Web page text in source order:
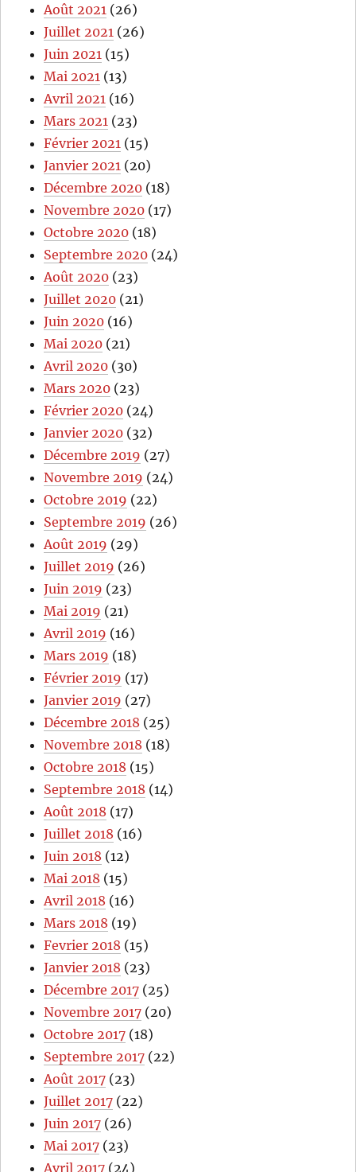
Août 2021 (26)
Juillet 2021 (26)
Juin 2021 (15)
Mai 2021 (13)
Avril 2021 (16)
Mars 2021 (23)
Février 2021 (15)
Janvier 2021 (20)
Décembre 2020 (18)
Novembre 2020 (17)
Octobre 2020 (18)
Septembre 2020 (24)
Août 2020 (23)
Juillet 2020 (21)
Juin 2020 (16)
Mai 2020 (21)
Avril 2020 (30)
Mars 2020 (23)
Février 2020 (24)
Janvier 2020 (32)
Décembre 2019 (27)
Novembre 2019 (24)
Octobre 2019 (22)
Septembre 2019 (26)
Août 2019 (29)
Juillet 2019 (26)
Juin 2019 (23)
Mai 2019 (21)
Avril 2019 (16)
Mars 2019 (18)
Février 2019 (17)
Janvier 2019 (27)
Décembre 2018 (25)
Novembre 2018 (18)
Octobre 2018 (15)
Septembre 2018 (14)
Août 2018 (17)
Juillet 2018 (16)
Juin 2018 (12)
Mai 2018 (15)
Avril 2018 (16)
Mars 2018 (19)
Fevrier 2018 (15)
Janvier 2018 (23)
Décembre 2017 (25)
Novembre 2017 (20)
Octobre 2017 (18)
Septembre 2017 (22)
Août 2017 (23)
Juillet 2017 (22)
Juin 2017 (26)
Mai 2017 (23)
Avril 2017 (24)